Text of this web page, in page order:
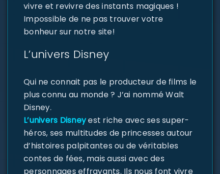
vivre et revivre des instants magiques !
Impossible de ne pas trouver votre
bonheur sur notre site!
L’univers Disney
Qui ne connait pas le producteur de films le
plus connu au monde ? J’ai nommé Walt
Disney.
L’univers Disneyest riche avec ses super-
héros, ses multitudes de princesses autour
d’histoires palpitantes ou de véritables
contes de fées, mais aussi avec des
personnages effrayants. Ils nous font vivre